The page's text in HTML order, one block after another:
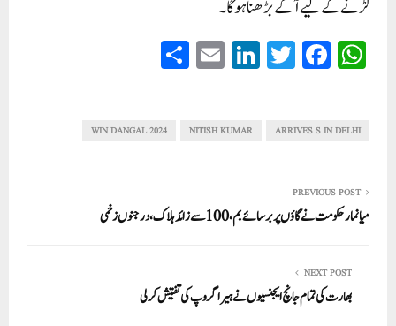
لڑنے کے لیے آگے بڑھنا ہوگا۔
W
ha
A
Fa
ce
ok
T
wi
Li
nk
In
E
m
ARRIVES S IN DELHI
NITISH KUMAR
WIN DANGAL 2024
PREVIOUS POST
میانمار حکومت نے گاؤں پر برسائے بم،100سے زائد ہلاک،درجنوں زخمی
NEXT POST
بھارت کی تمام جانچ ایجنسیوں نے ہیرا گروپ کی تفتیش کرلی